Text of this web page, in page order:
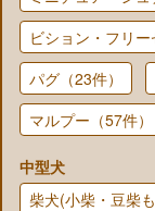
ビション・フリー
パグ（23件）
マルプー（57件）
中型犬
柴犬(小柴・豆柴